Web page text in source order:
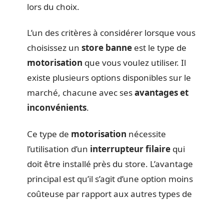
lors du choix.
L’un des critères à considérer lorsque vous
choisissez un store banne est le type de
motorisation que vous voulez utiliser. Il
existe plusieurs options disponibles sur le
marché, chacune avec sesavantages et
inconvénients.
Ce type de motorisation nécessite
l’utilisation d’un interrupteur filaire qui
doit être installé près du store. L’avantage
principal est qu’il s’agit d’une option moins
coûteuse par rapport aux autres types de